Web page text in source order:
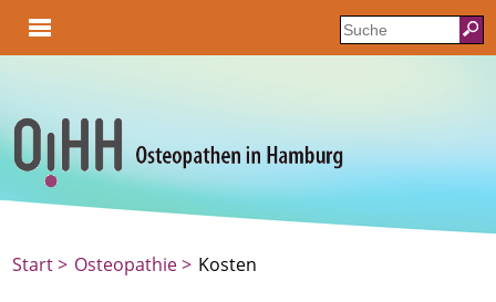
Start Osteopathie Kosten